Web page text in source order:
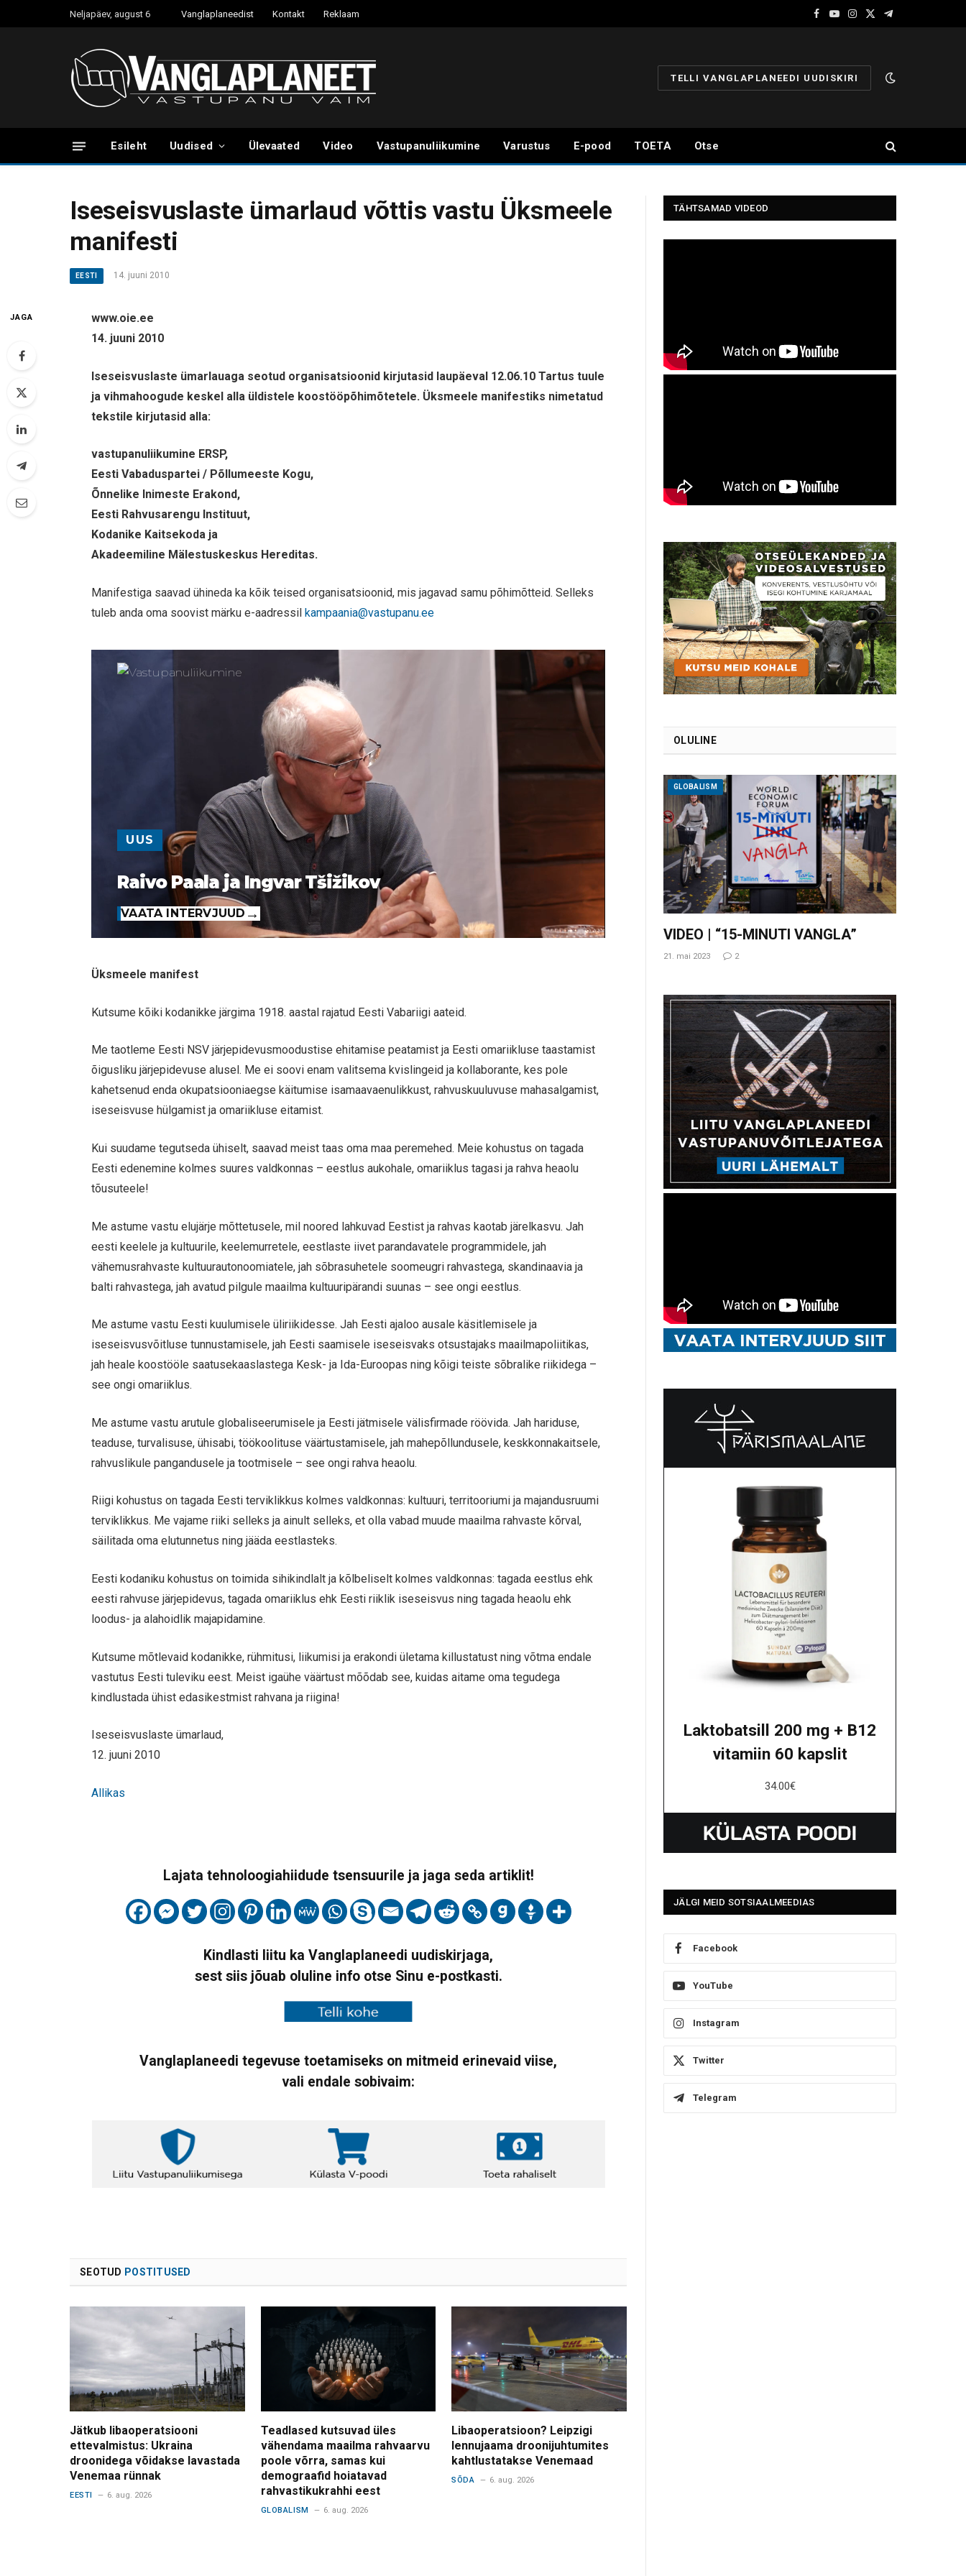
Neljapäev, august 6 Vanglaplaneedist Kontakt Reklaam
Facebook
YouTube
Instagram
X
Telegram
TELLI VANGLAPLANEEDI UUDISKIRI
Esileht Uudised Ülevaated Video Vastupanuliikumine Varustus E-pood TOETA Otse
Iseseisvuslaste ümarlaud võttis vastu Üksmeele
manifesti
EESTI 14. juuni 2010
JAGA
www.oie.ee
14. juuni 2010
Iseseisvuslaste ümarlauaga seotud organisatsioonid kirjutasid laupäeval 12.06.10 Tartus tuule
ja vihmahoogude keskel alla üldistele koostööpõhimõtetele. Üksmeele manifestiks nimetatud
tekstile kirjutasid alla:
vastupanuliikumine ERSP,
Eesti Vabaduspartei / Põllumeeste Kogu,
Õnnelike Inimeste Erakond,
Eesti Rahvusarengu Instituut,
Kodanike Kaitsekoda ja
Akadeemiline Mälestuskeskus Hereditas.
Manifestiga saavad ühineda ka kõik teised organisatsioonid, mis jagavad samu põhimõtteid. Selleks
tuleb anda oma soovist märku e-aadressilkampaania@vastupanu.ee
UUS
Raivo Paala ja Ingvar Tšižikov
VAATA INTERVJUUD
Üksmeele manifest
Kutsume kõiki kodanikke järgima 1918. aastal rajatud Eesti Vabariigi aateid.
Me taotleme Eesti NSV järjepidevusmoodustise ehitamise peatamist ja Eesti omariikluse taastamist
õigusliku järjepidevuse alusel. Me ei soovi enam valitsema kvislingeid ja kollaborante, kes pole
kahetsenud enda okupatsiooniaegse käitumise isamaavaenulikkust, rahvuskuuluvuse mahasalgamist,
iseseisvuse hülgamist ja omariikluse eitamist.
Kui suudame tegutseda ühiselt, saavad meist taas oma maa peremehed. Meie kohustus on tagada
Eesti edenemine kolmes suures valdkonnas – eestlus aukohale, omariiklus tagasi ja rahva heaolu
tõusuteele!
Me astume vastu elujärje mõttetusele, mil noored lahkuvad Eestist ja rahvas kaotab järelkasvu. Jah
eesti keelele ja kultuurile, keelemurretele, eestlaste iivet parandavatele programmidele, jah
vähemusrahvaste kultuurautonoomiatele, jah sõbrasuhetele soomeugri rahvastega, skandinaavia ja
balti rahvastega, jah avatud pilgule maailma kultuuripärandi suunas – see ongi eestlus.
Me astume vastu Eesti kuulumisele üliriikidesse. Jah Eesti ajaloo ausale käsitlemisele ja
iseseisvusvõitluse tunnustamisele, jah Eesti saamisele iseseisvaks otsustajaks maailmapoliitikas,
jah heale koostööle saatusekaaslastega Kesk- ja Ida-Euroopas ning kõigi teiste sõbralike riikidega –
see ongi omariiklus.
Me astume vastu arutule globaliseerumisele ja Eesti jätmisele välisfirmade röövida. Jah hariduse,
teaduse, turvalisuse, ühisabi, töökoolituse väärtustamisele, jah mahepõllundusele, keskkonnakaitsele,
rahvuslikule pangandusele ja tootmisele – see ongi rahva heaolu.
Riigi kohustus on tagada Eesti terviklikkus kolmes valdkonnas: kultuuri, territooriumi ja majandusruumi
terviklikkus. Me vajame riiki selleks ja ainult selleks, et olla vabad muude maailma rahvaste kõrval,
säilitada oma elutunnetus ning jääda eestlasteks.
Eesti kodaniku kohustus on toimida sihikindlalt ja kõlbeliselt kolmes valdkonnas: tagada eestlus ehk
eesti rahvuse järjepidevus, tagada omariiklus ehk Eesti riiklik iseseisvus ning tagada heaolu ehk
loodus- ja alahoidlik majapidamine.
Kutsume mõtlevaid kodanikke, rühmitusi, liikumisi ja erakondi ületama killustatust ning võtma endale
vastutus Eesti tuleviku eest. Meist igaühe väärtust mõõdab see, kuidas aitame oma tegudega
kindlustada ühist edasikestmist rahvana ja riigina!
Iseseisvuslaste ümarlaud,
12. juuni 2010
Allikas
Lajata tehnoloogiahiidude tsensuurile ja jaga seda artiklit!
Kindlasti liitu ka Vanglaplaneedi uudiskirjaga,
sest siis jõuab oluline info otse Sinu e-postkasti.
Vanglaplaneedi tegevuse toetamiseks on mitmeid erinevaid viise,
vali endale sobivaim:
SEOTUD POSTITUSED
Jätkub libaoperatsiooni
ettevalmistus: Ukraina
droonidega võidakse lavastada
Venemaa rünnak
EESTI 6. aug. 2026
Teadlased kutsuvad üles
vähendama maailma rahvaarvu
poole võrra, samas kui
demograafid hoiatavad
rahvastikukrahhi eest
GLOBALISM 6. aug. 2026
Libaoperatsioon? Leipzigi
lennujaama droonijuhtumites
kahtlustatakse Venemaad
SÕDA 6. aug. 2026
TÄHTSAMAD VIDEOD
OLULINE
GLOBALISM
VIDEO | “15-MINUTI VANGLA”
21. mai 2023 2
Laktobatsill 200 mg + B12
vitamiin 60 kapslit
34.00€
JÄLGI MEID SOTSIAALMEEDIAS
Facebook
YouTube
Instagram
Twitter
Telegram